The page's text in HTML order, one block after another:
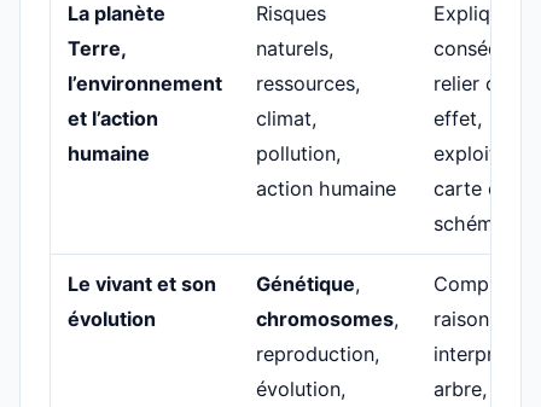
La planète
Terre,
l’environnement
et l’action
humaine
Risques
naturels,
ressources,
climat,
pollution,
action humaine
Expliquer
relier
effet,
exploiter
carte ou un
schéma
Le vivant et son
évolution
Génétique,
chromosomes,
reproduction,
évolution,
Compléter
interpréter
arbre, lire